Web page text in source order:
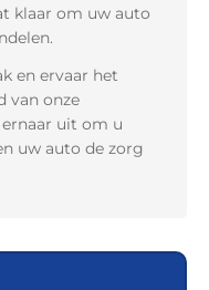
klaar om uw auto
en ervaar het
van onze
uit om u
uw auto de zorg